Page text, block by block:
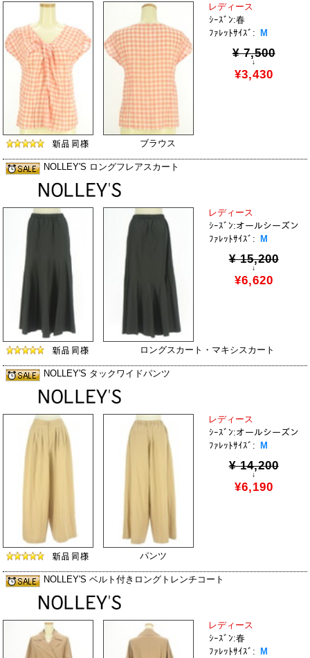
レディース
ｼｰｽﾞﾝ:春
ﾌｧﾚｯﾄｻｲｽﾞ:
M
¥ 7,500
↓
¥3,430
ブラウス
NOLLEY'S ロングフレアスカート
レディース
ｼｰｽﾞﾝ:オールシーズン
ﾌｧﾚｯﾄｻｲｽﾞ:
M
¥ 15,200
↓
¥6,620
ロングスカート・マキシスカート
NOLLEY'S タックワイドパンツ
レディース
ｼｰｽﾞﾝ:オールシーズン
ﾌｧﾚｯﾄｻｲｽﾞ:
M
¥ 14,200
↓
¥6,190
パンツ
NOLLEY'S ベルト付きロングトレンチコート
レディース
ｼｰｽﾞﾝ:春
ﾌｧﾚｯﾄｻｲｽﾞ:
M